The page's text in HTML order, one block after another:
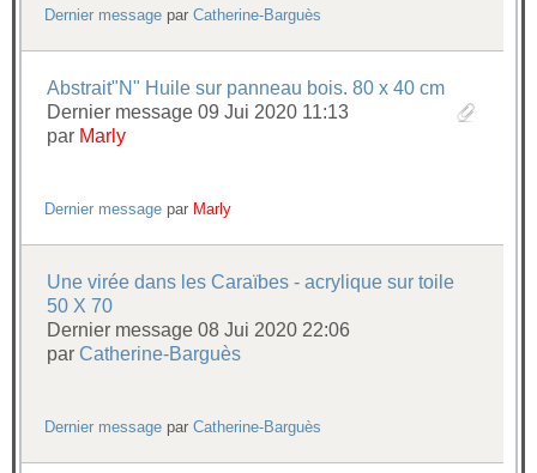
Dernier message parCatherine-Barguès
Abstrait"N" Huile sur panneau bois. 80 x 40 cm
Dernier message 09 Jui 2020 11:13
par Marly
Dernier message par Marly
Une virée dans les Caraïbes - acrylique sur toile
50 X 70
Dernier message 08 Jui 2020 22:06
par Catherine-Barguès
Dernier message parCatherine-Barguès